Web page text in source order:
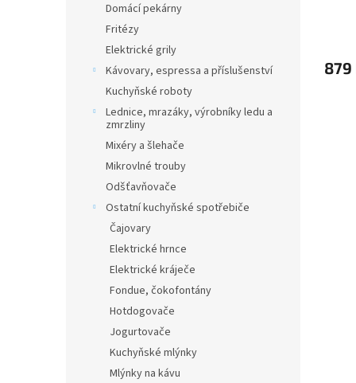
Domácí pekárny
Fritézy
Elektrické grily
Kávovary, espressa a příslušenství
Kuchyňské roboty
Lednice, mrazáky, výrobníky ledu a
zmrzliny
Mixéry a šlehače
Mikrovlné trouby
Odšťavňovače
Ostatní kuchyňské spotřebiče
Čajovary
Elektrické hrnce
Elektrické kráječe
Fondue, čokofontány
Hotdogovače
Jogurtovače
Kuchyňské mlýnky
Mlýnky na kávu
879